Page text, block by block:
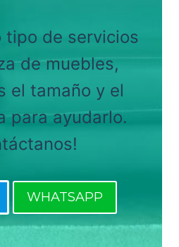
tipo de servicios
de muebles,
el tamaño y el
para ayudarlo.
WHATSAPP